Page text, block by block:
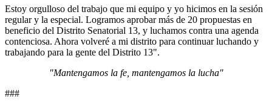
Estoy orgulloso del trabajo que mi equipo y yo hicimos en la sesión
regular y la especial. Logramos aprobar más de 20 propuestas en
beneficio del Distrito Senatorial 13, y luchamos contra una agenda
contenciosa. Ahora volveré a mi distrito para continuar luchando y
trabajando para la gente del Distrito 13".
"Mantengamos la fe, mantengamos la lucha"
###